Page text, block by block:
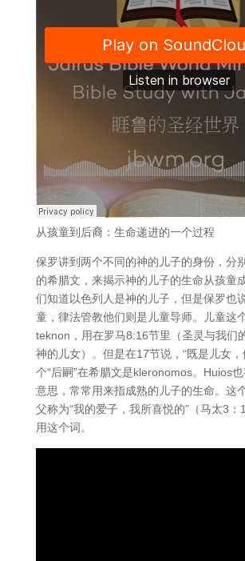
从孩童到后裔：生命递进的一个过程
保罗讲到两个不同的神的儿子的身份，分
的希腊文，来揭示神的儿子的生命从孩童
们知道以色列人是神的儿子，但是保罗也
童，律法管教他们则是儿童导师。儿童这
teknon，用在罗马8:16节里（圣灵与我们
神的儿女）。但是在17节说，“既是儿女，
个“后嗣”在希腊文是kleronomos。Huios
意思，常常用来指成熟的儿子的生命。这
父称为“我的爱子，我所喜悦的”（马太3：
用这个词。